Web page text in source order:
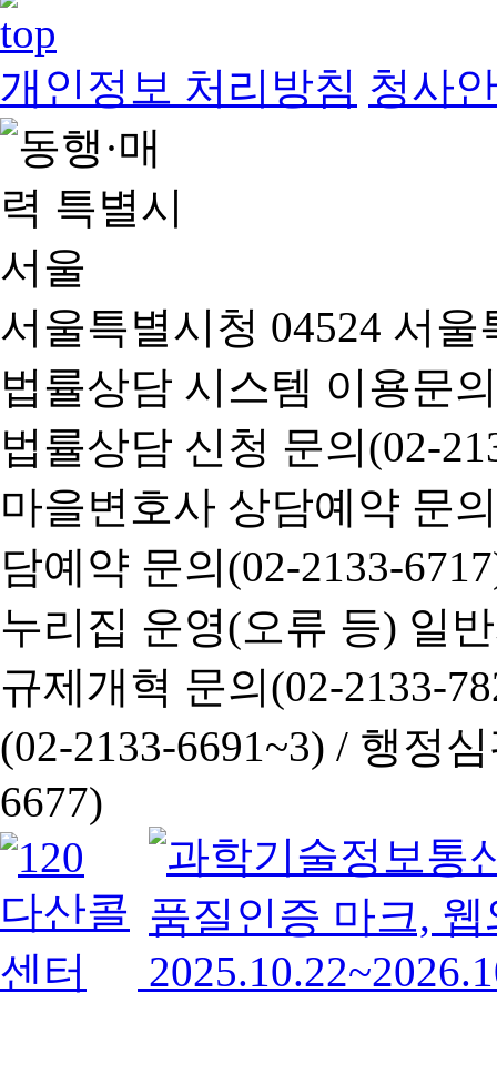
개인정보 처리방침 청사
서울특별시청 04524 서
법률상담 시스템 이용문
법률상담 신청 문의(02-
마을변호사 상담예약 문
담예약 문의(02-2133-
누리집 운영(오류 등) 일
규제개혁 문의(02-2133-
(02-2133-6691~3) / 행정심
6677)